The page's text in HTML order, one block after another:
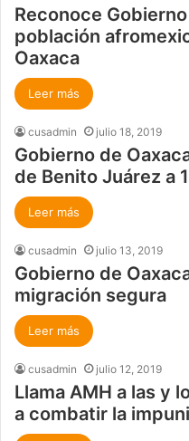
Reconoce
población
Oaxaca
Leer más
cusadmin julio 18, 2019
Gobierno de
de Benito Juárez a
Leer más
cusadmin julio 13, 2019
Gobierno de
migración segura
Leer más
cusadmin julio 12, 2019
Llama AMH a las y
a combatir la